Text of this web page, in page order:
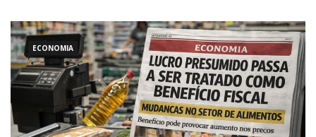
entrou em vigor em janeiro de 2026 e passou a classificar […]
ECONOMIA